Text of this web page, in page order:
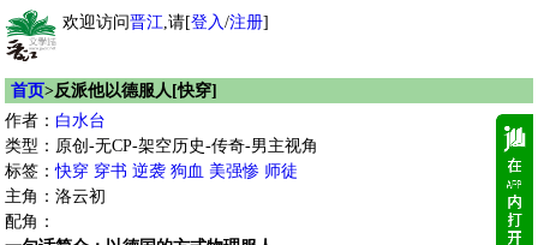
欢迎访问晋江,请[登入/注册]
首页>反派他以德服人[快穿]
作者： 白水台
类型：原创-无CP-架空历史-传奇-男主视角
标签：快穿 穿书 逆袭 狗血 美强惨 师徒
主角：洛云初
配角：